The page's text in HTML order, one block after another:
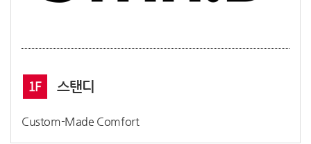
1F 스탠디
Custom-Made Comfort